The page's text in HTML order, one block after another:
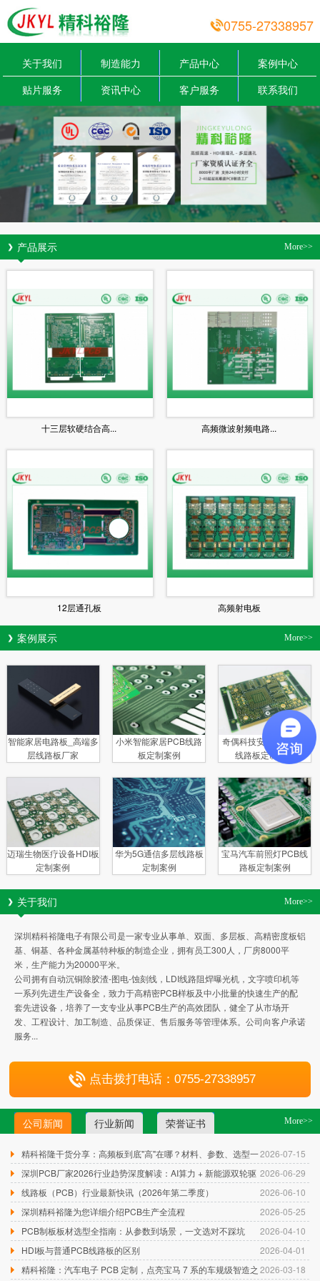
0755-27338957
关于我们 制造能力 产品中心
案例中心
贴片服务
资讯中心 客户服务 联系我们
More>>
产品展示
十三层软硬结合高... 高频微波射频电路...
12层通孔板 高频射电板
More>>
案例展示
智能家居电路板_高端多
层线路板厂家
小米智能家居PCB线路
板定制案例
奇偶科技安防电子多层
线路板定制案例
迈瑞生物医疗设备HDI板
定制案例
华为5G通信多层线路板
定制案例
宝马汽车前照灯PCB线
路板定制案例
More>>
关于我们
深圳精科裕隆电子有限公司是一家专业从事单、双面、多层板、高精密度板铝
基、铜基、各种金属基特种板的制造企业，拥有员工300人，厂房8000平
米，生产能力为20000平米。
公司拥有自动沉铜除胶渣-图电-蚀刻线，LDI线路阻焊曝光机，文字喷印机等
一系列先进生产设备全，致力于高精密PCB样板及中小批量的快速生产的配
套先进设备，培养了一支专业从事PCB生产的高效团队，健全了从市场开
发、工程设计、加工制造、品质保证、售后服务等管理体系。公司向客户承诺
服务...
点击拨打电话：0755-27338957
More>>
公司新闻 行业新闻 荣誉证书
2026-07-15
精科裕隆干货分享：高频板到底"高"在哪？材料、参数、选型一
篇讲透
2026-06-29
深圳PCB厂家2026行业趋势深度解读：AI算力 + 新能源双轮驱
动，精密线路板迎来爆发期
2026-06-10
线路板（PCB）行业最新快讯（2026年第二季度）
2026-05-25
深圳精科裕隆为您详细介绍PCB生产全流程
2026-04-10
PCB制板板材选型全指南：从参数到场景，一文选对不踩坑
2026-04-01
HDI板与普通PCB线路板的区别
2026-03-18
精科裕隆：汽车电子 PCB 定制，点亮宝马 7 系的车规级智造之